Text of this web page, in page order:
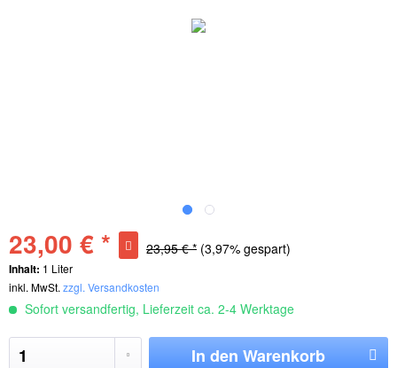
23,00 € * 23,95 € * (3,97% gespart)
Inhalt: 1 Liter
inkl. MwSt. zzgl. Versandkosten
Sofort versandfertig, Lieferzeit ca. 2-4 Werktage
In den Warenkorb